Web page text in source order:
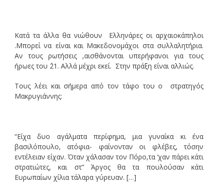
Κατά τα άλλα θα νιώθουν Ελληνάρες οι αρχαιοκάπηλοι
.Μπορεί να είναι και Μακεδονομάχοι στα συλλαλητήρια.
Αν τους ρωτήσεις ,αισθάνονται υπερήφανοι για τους
ήρωες του ΄21. Αλλά μέχρι εκεί. Στην πράξη είναι αλλιώς.
Τους λέει και σήμερα από τον τάφο του ο στρατηγός
Μακρυγιάννης:
“Είχα δυο αγάλματα περίφημα, μια γυναίκα κι ένα
βασιλόπουλο, ατόφια- φαίνονταν οι φλέβες, τόσην
εντέλειαν είχαν. Όταν χάλασαν τον Πόρο,τα ‘χαν πάρει κάτι
στρατιώτες, και στ” Άργος θα τα πουλούσαν κάτι
Ευρωπαίων χίλια τάλαρα γύρευαν. […]